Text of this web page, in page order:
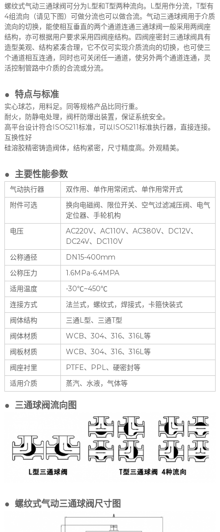
螺纹式气动三通球阀可分为L型和T型两种流向。L型用作分流，T型有
4组流向（请见下图）可做分流也可以做合流。气动三通球阀用于介质
流向的切换，能使相互垂直的两个通道连通三通球阀一般采用两阀座
结构，亦可根据用户要求采用四阀座结构。四阀座密封三通球阀具有
造型美观、结构紧凑合理，它不仅可实现介质流向的切换，也可使三
个通道相互连通，同时也可关闭任一通道，使另外两个通道连通，灵
活控制管路中介质的合流或分流。
● 特点与标准
实心球芯，用料足。同等规格产品比同行重。
耐火，防静电处理，阀杆防爆出装置，保证系统安全。
高平台设计符合ISO5211标准，可以ISO5211标准执行器，直接连接。
互换性好
硅溶胶精密铸造阀体，结构紧密，尺寸精度高。外观精美。
● 主要性能参数
气动执行器
双作用、单作用常闭式、单作用常开式
附件可选
换向电磁阀、限位开关、空气过滤减压阀、电气
定位器、手轮机构
电压
AC220V、AC110V、AC380V、DC12V、
DC24V、DC110V
公称通径
DN15-400mm
公称压力
1.6MPa-6.4MPA
适用温度
-30℃~450℃
连接方式
法兰式，螺纹式，焊接式，卡箍快装式
阀体结构
三通L型、三通T型
阀体材质
WCB、304、316、316L等
阀板材质
WCB、304、316、316L等
阀座衬里
PTFE、PPL、硬密封等
适用介质
蒸汽、水液，气体等
● 三通球阀流向图
● 螺纹式气动三通球阀尺寸图